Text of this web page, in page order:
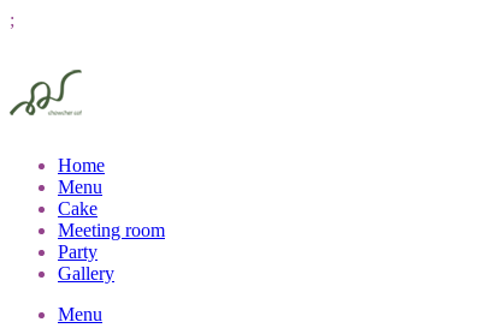
;
Home
Menu
Cake
Meeting room
Party
Gallery
Menu